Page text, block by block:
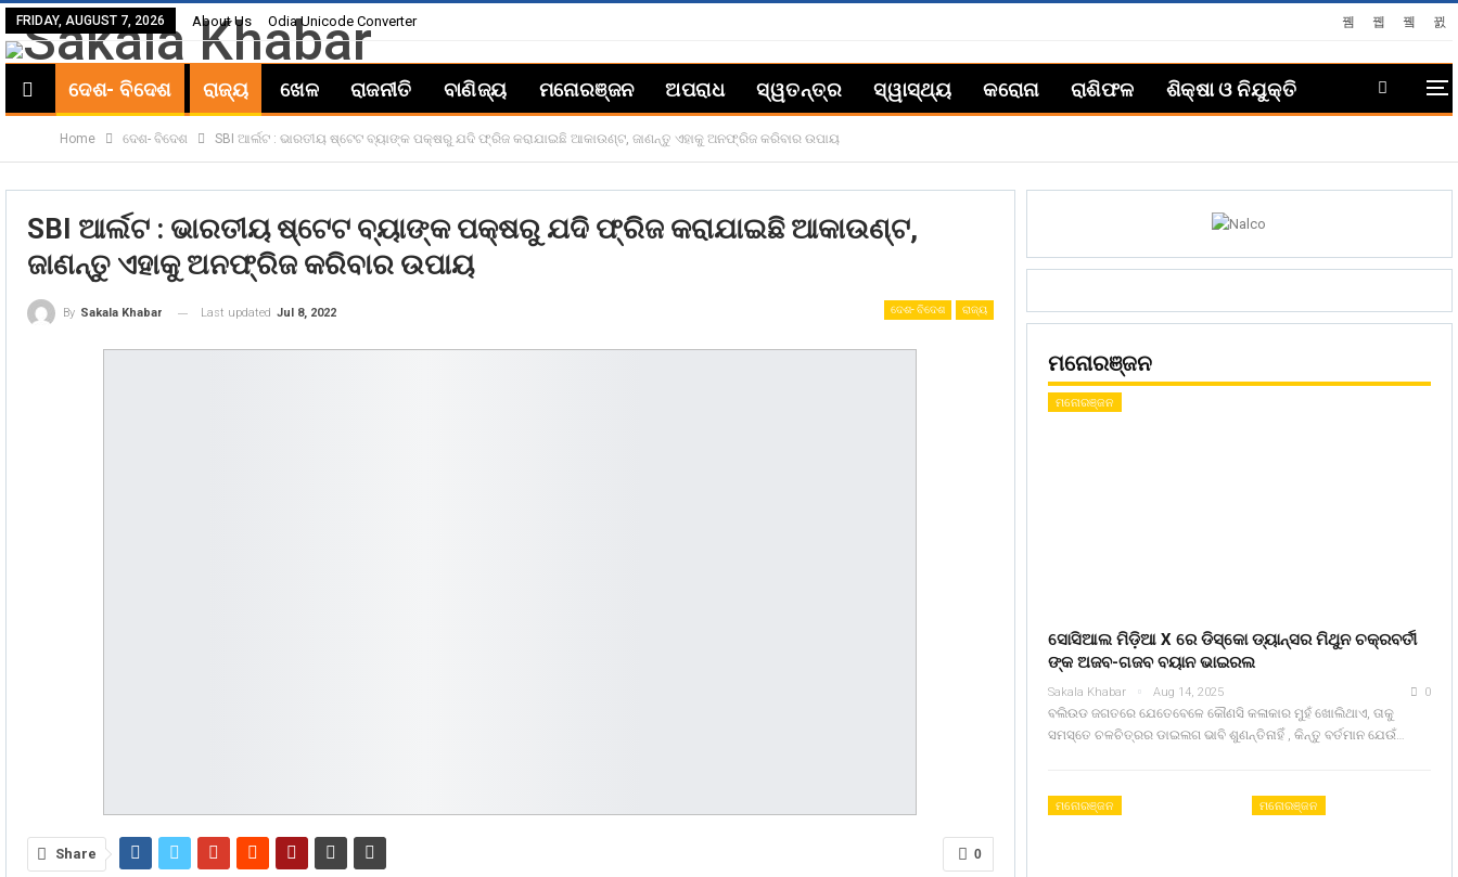
FRIDAY, AUGUST 7, 2026 About Us Odia Unicode Converter
ଦେଶ- ବିଦେଶ ରାଜ୍ୟ ଖେଳ ରାଜନୀତି ବାଣିଜ୍ୟ ମନୋରଞ୍ଜନ ଅପରାଧ ସ୍ୱତନ୍ତ୍ର ସ୍ୱାସ୍ଥ୍ୟ କରୋନା ରାଶିଫଳ ଶିକ୍ଷା ଓ ନିଯୁକ୍ତି
Home ଦେଶ- ବିଦେଶ SBI ଆର୍ଲଟ : ଭାରତୀୟ ଷ୍ଟେଟ ବ୍ୟାଙ୍କ ପକ୍ଷରୁ ଯଦି ଫ୍ରିଜ କରାଯାଇଛି ଆକାଉଣ୍ଟ, ଜାଣନ୍ତୁ ଏହାକୁ ଅନଫ୍ରିଜ କରିବାର ଉପାୟ
SBI ଆର୍ଲଟ : ଭାରତୀୟ ଷ୍ଟେଟ ବ୍ୟାଙ୍କ ପକ୍ଷରୁ ଯଦି ଫ୍ରିଜ କରାଯାଇଛି ଆକାଉଣ୍ଟ,
ଜାଣନ୍ତୁ ଏହାକୁ ଅନଫ୍ରିଜ କରିବାର ଉପାୟ
ଦେଶ- ବିଦେଶ ରାଜ୍ୟ
By Sakala Khabar Last updated Jul 8, 2022
0
Share
ମନୋରଞ୍ଜନ
ମନୋରଞ୍ଜନ
ସୋସିଆଲ ମିଡ଼ିଆ X ରେ ଡିସ୍କୋ ଡ୍ୟାନ୍ସର ମିଥୁନ ଚକ୍ରବର୍ତୀ
ଙ୍କ ଅଜବ-ଗଜବ ବୟାନ ଭାଇରଲ
Sakala Khabar Aug 14, 2025 0
ବଲିଉଡ ଜଗତରେ ଯେତେବେଳେ କୌଣସି କଳାକାର ମୁହଁ ଖୋଲିଥାଏ, ତାକୁ
ସମସ୍ତେ ଚଳଚିତ୍ରର ଡାଇଲଗ ଭାବି ଶୁଣନ୍ତିନାହିଁ , କିନ୍ତୁ ବର୍ତମାନ ଯେଉଁ…
ମନୋରଞ୍ଜନ ମନୋରଞ୍ଜନ